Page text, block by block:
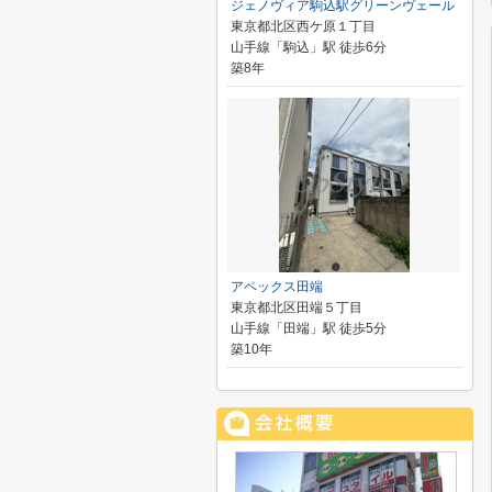
ジェノヴィア駒込駅グリーンヴェール
東京都北区西ケ原１丁目
山手線「駒込」駅 徒歩6分
築8年
アペックス田端
東京都北区田端５丁目
山手線「田端」駅 徒歩5分
築10年